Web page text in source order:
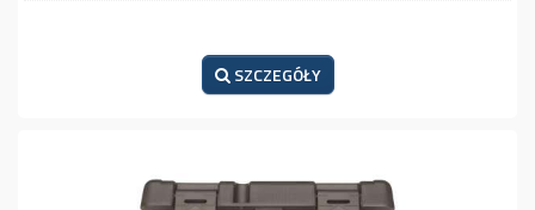
SZCZEGÓŁY